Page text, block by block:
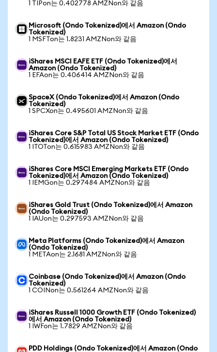
1 TIPon는 0.402778 AMZNon와 같음
Microsoft (Ondo Tokenized)에서 Amazon (Ondo
Tokenized)
1 MSFTon는 1.8231 AMZNon와 같음
iShares MSCI EAFE ETF (Ondo Tokenized)에서
Amazon (Ondo Tokenized)
1 EFAon는 0.406414 AMZNon와 같음
SpaceX (Ondo Tokenized)에서 Amazon (Ondo
Tokenized)
1 SPCXon는 0.495601 AMZNon와 같음
iShares Core S&P Total US Stock Market ETF (Ondo
Tokenized)에서 Amazon (Ondo Tokenized)
1 ITOTon는 0.615983 AMZNon와 같음
iShares Core MSCI Emerging Markets ETF (Ondo
Tokenized)에서 Amazon (Ondo Tokenized)
1 IEMGon는 0.297484 AMZNon와 같음
iShares Gold Trust (Ondo Tokenized)에서 Amazon
(Ondo Tokenized)
1 IAUon는 0.297593 AMZNon와 같음
Meta Platforms (Ondo Tokenized)에서 Amazon
(Ondo Tokenized)
1 METAon는 2.1681 AMZNon와 같음
Coinbase (Ondo Tokenized)에서 Amazon (Ondo
Tokenized)
1 COINon는 0.561264 AMZNon와 같음
iShares Russell 1000 Growth ETF (Ondo Tokenized)
에서 Amazon (Ondo Tokenized)
1 IWFon는 1.7829 AMZNon와 같음
PDD Holdings (Ondo Tokenized)에서 Amazon (Ondo